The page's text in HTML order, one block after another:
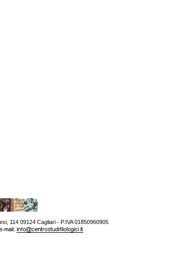
114 09124 Cagliari - P.IVA 01850960905